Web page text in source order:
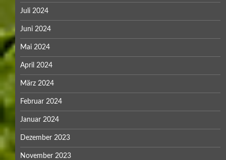
Juli 2024
Juni 2024
Mai 2024
April 2024
März 2024
Februar 2024
Januar 2024
Dezember 2023
November 2023